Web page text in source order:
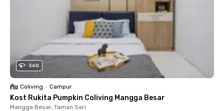
360
Coliving • Campur
Kost Rukita Pumpkin Coliving Mangga Besar
Mangga Besar, Taman Sari